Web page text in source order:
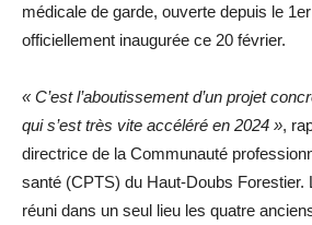
médicale de garde, ouverte depuis le
officiellement inaugurée ce 20 février.
« C’est l’aboutissement d’un projet
qui s’est très vite accéléré en 2024 »,
directrice de la Communauté
santé (CPTS) du Haut-Doubs Forestier.
réuni dans un seul lieu les quatre